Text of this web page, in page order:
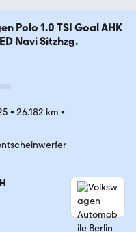
Polo 1.0 TSI Goal AHK
Navi Sitzhzg.
• 26.182 km •